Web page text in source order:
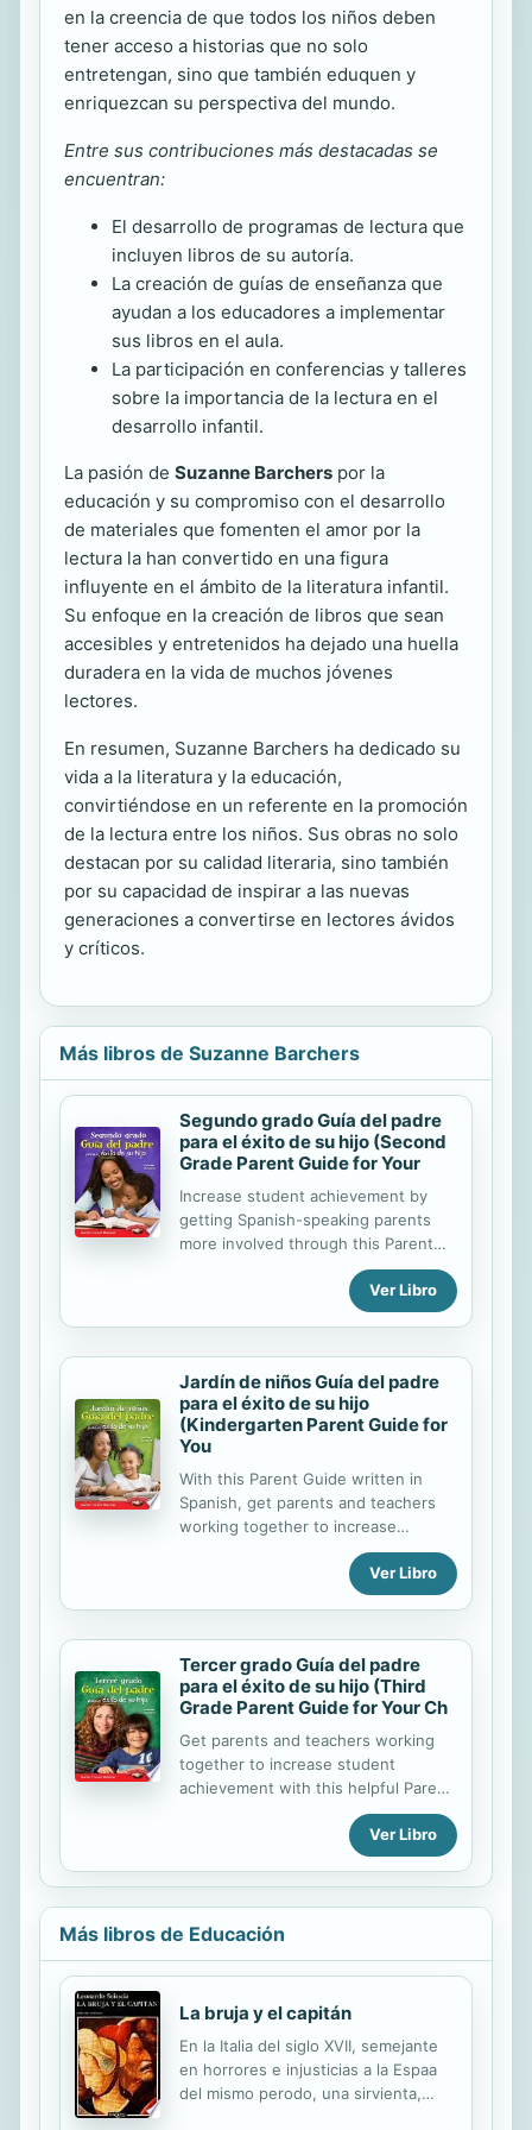
en la creencia de que todos los niños deben
tener acceso a historias que no solo
entretengan, sino que también eduquen y
enriquezcan su perspectiva del mundo.
Entre sus contribuciones más destacadas se
encuentran:
El desarrollo de programas de lectura que
incluyen libros de su autoría.
La creación de guías de enseñanza que
ayudan a los educadores a implementar
sus libros en el aula.
La participación en conferencias y talleres
sobre la importancia de la lectura en el
desarrollo infantil.
La pasión de Suzanne Barchers por la
educación y su compromiso con el desarrollo
de materiales que fomenten el amor por la
lectura la han convertido en una figura
influyente en el ámbito de la literatura infantil.
Su enfoque en la creación de libros que sean
accesibles y entretenidos ha dejado una huella
duradera en la vida de muchos jóvenes
lectores.
En resumen, Suzanne Barchers ha dedicado su
vida a la literatura y la educación,
convirtiéndose en un referente en la promoción
de la lectura entre los niños. Sus obras no solo
destacan por su calidad literaria, sino también
por su capacidad de inspirar a las nuevas
generaciones a convertirse en lectores ávidos
y críticos.
Más libros de Suzanne Barchers
Segundo grado Guía del padre
para el éxito de su hijo (Second
Grade Parent Guide for Your
Increase student achievement by
getting Spanish-speaking parents
more involved through this Parent
Guide. Written in Spanish, this
helpful guide provides reinforcement
for what children are learning in
turning everyday actions into
learning opportunities, encouraging
children to practice important life
skills and learn at home. *Quantity
pricing available for schools only.
Ver Libro
Jardín de niños Guía del padre
para el éxito de su hijo
(Kindergarten Parent Guide for
You
With this Parent Guide written in
Spanish, get parents and teachers
working together to increase
student achievement. This helpful
guide allows Spanish-speaking
parents to easily reinforce what the
classroom and turn everyday actions
into learning opportunities for their
children, bridging the gap between
school and home. *Quantity pricing
available for schools only.
Ver Libro
Tercer grado Guía del padre
para el éxito de su hijo (Third
Grade Parent Guide for Your Ch
Get parents and teachers working
together to increase student
achievement with this helpful Parent
Guide written in Spanish. With this
guide, Spanish-speaking parents can
provide reinforcement for what the
teacher is doing in the third-grade
classroom and turn everyday actions
into learning opportunities,
practice important life skills and
continue learning at home. *Quantity
pricing available for schools only.
Ver Libro
Más libros de Educación
La bruja y el capitán
En la Italia del siglo XVII, semejante
en horrores e injusticias a la Espaa
del mismo perodo, una sirvienta,